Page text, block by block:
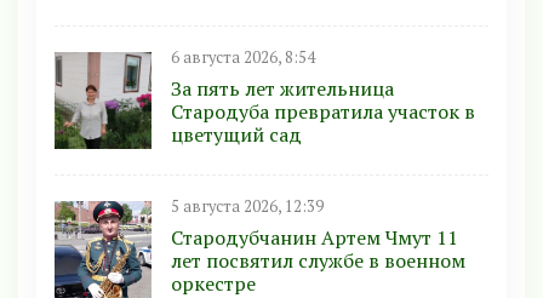
6 августа 2026, 8:54
За пять лет жительница
Стародуба превратила участок в
цветущий сад
5 августа 2026, 12:39
Стародубчанин Артем Чмут 11
лет посвятил службе в военном
оркестре